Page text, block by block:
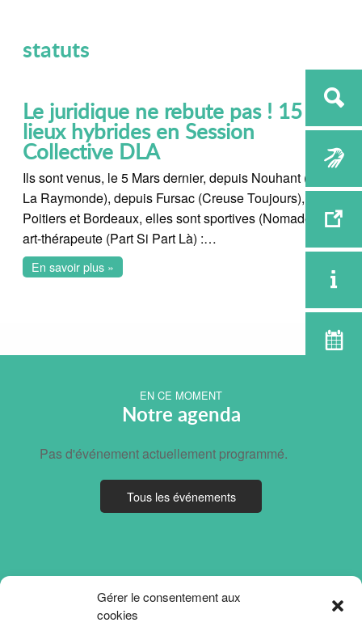
Gérer le consentement aux
cookies
statuts
Le juridique ne rebute pas ! 15
lieux hybrides en Session
Collective DLA
Ils sont venus, le 5 Mars dernier, depuis Nouhant (chez
La Raymonde), depuis Fursac (Creuse Toujours),
Poitiers et Bordeaux, elles sont sportives (Nomade) ou
art-thérapeute (Part Si Part Là) :…
En savoir plus »
EN CE MOMENT
Notre agenda
Pas d'événement actuellement programmé.
Tous les événements